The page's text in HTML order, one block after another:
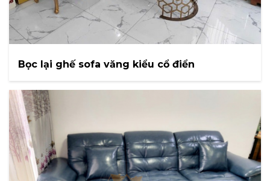
Bọc lại ghế sofa văng kiểu cổ điển